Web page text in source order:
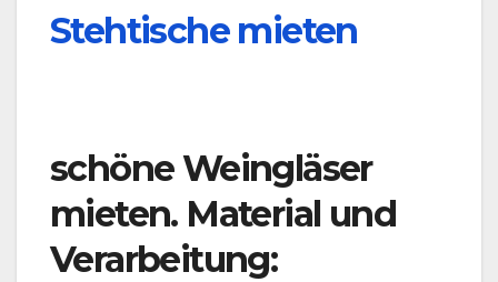
Stehtische mieten
schöneWeingläser
mieten. Material und
Verarbeitung: